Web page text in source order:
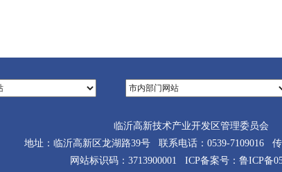
临沂高新技术产业开发区管理委员会
地址：临沂高新区龙湖路39号 联系电话：0539-7109016 传
网站标识码：3713900001 ICP备案号： 鲁ICP备